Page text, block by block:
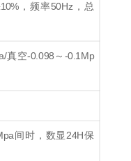
，频率50Hz，总
真空-0.098～-0.1Mp
间时，数显24H保